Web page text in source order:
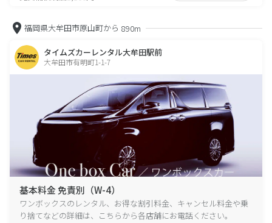
福岡県大牟田市原山町から 890m
タイムズカーレンタル大牟田駅前
大牟田市有明町1-1-7
基本料金 免責別（W-4）
ワンボックスのレンタル、お得な割引料金、キャンセル料金や乗
り捨てなどの詳細は、こちらから各店舗にお電話ください。